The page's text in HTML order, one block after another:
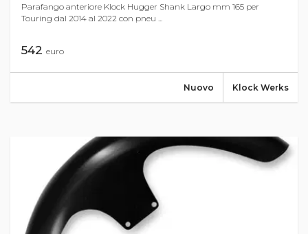
Parafango anteriore Klock Hugger Shank Largo mm 165 per
Touring dal 2014 al 2022 con pneu ...
542 euro
Klock Werks
Nuovo